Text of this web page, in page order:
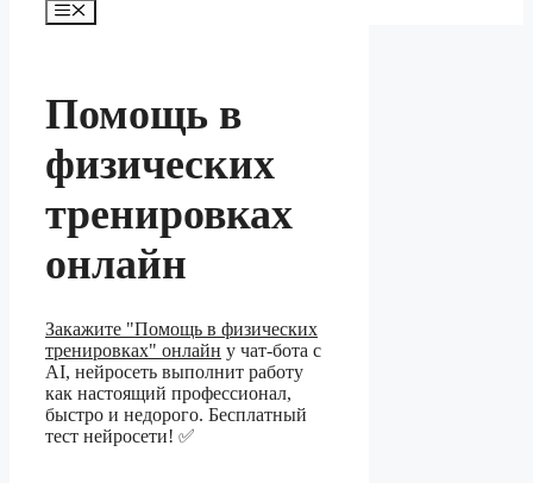
Меню
Помощь в
физических
тренировках
онлайн
Закажите "Помощь в физических
тренировках" онлайн у чат-бота с
AI, нейросеть выполнит работу
как настоящий профессионал,
быстро и недорого. Бесплатный
тест нейросети! ✅